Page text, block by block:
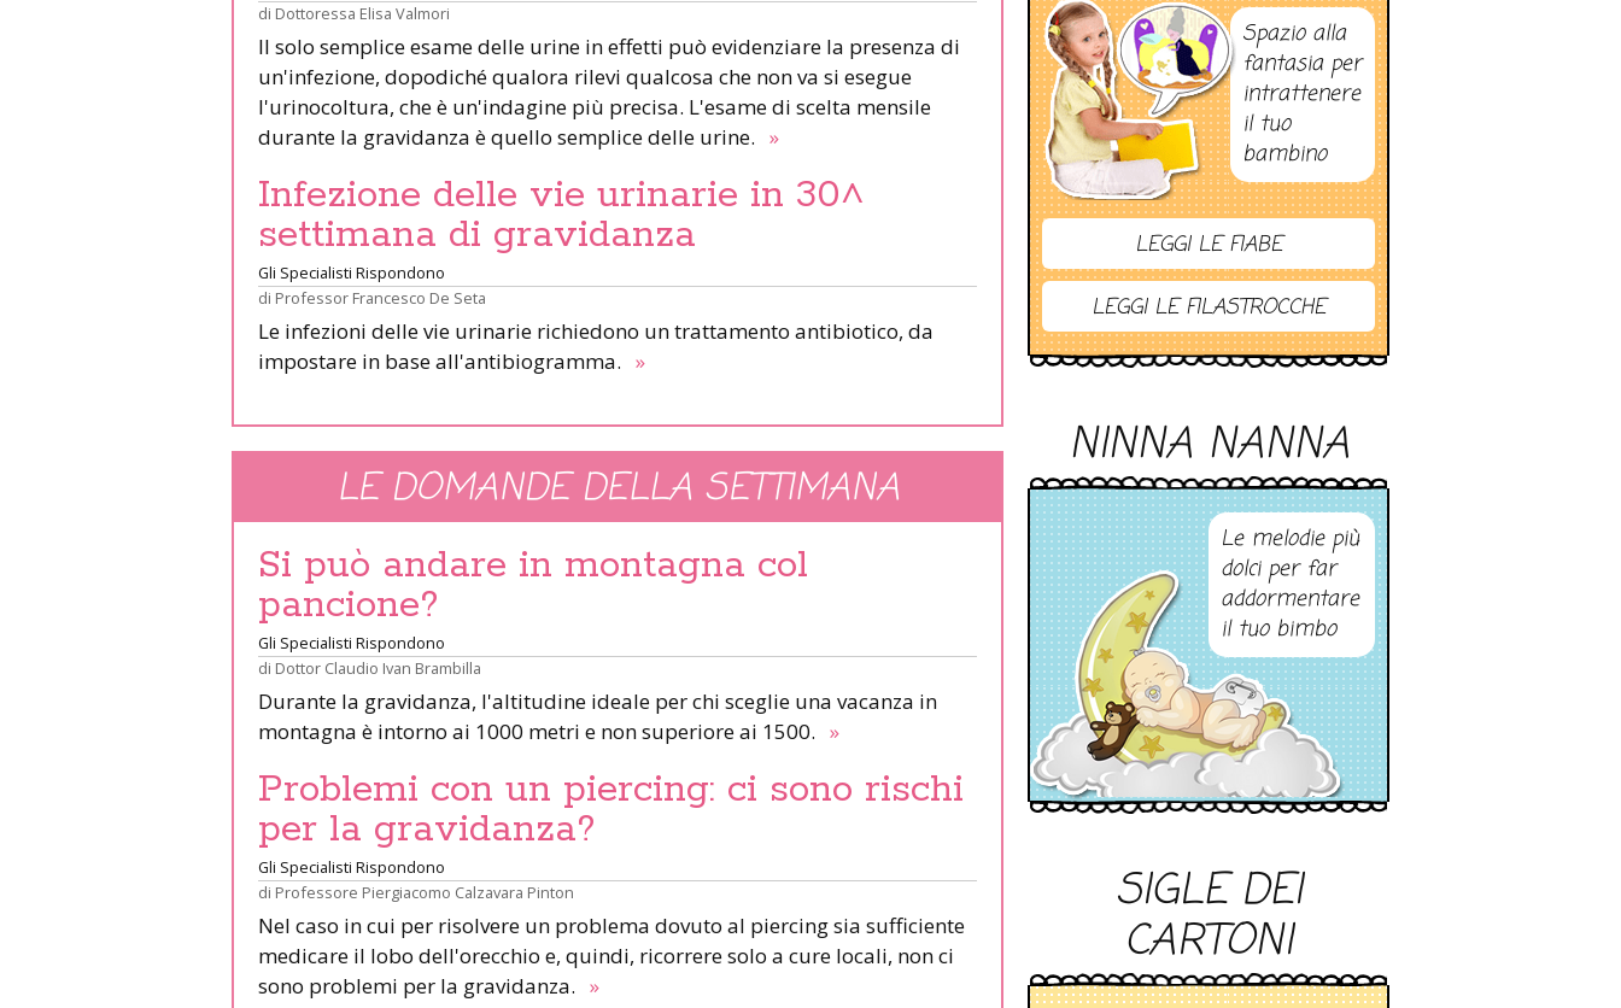
di Dottoressa Elisa Valmori
Il solo semplice esame delle urine in effetti può evidenziare la presenza di
un'infezione, dopodiché qualora rilevi qualcosa che non va si esegue
l'urinocoltura, che è un'indagine più precisa. L'esame di scelta mensile
durante la gravidanza è quello semplice delle urine. »
Infezione delle vie urinarie in 30^
settimana di gravidanza
Gli Specialisti Rispondono
di Professor Francesco De Seta
Le infezioni delle vie urinarie richiedono un trattamento antibiotico, da
impostare in base all'antibiogramma. »
LE DOMANDE DELLA SETTIMANA
Si può andare in montagna col
pancione?
Gli Specialisti Rispondono
di Dottor Claudio Ivan Brambilla
Durante la gravidanza, l'altitudine ideale per chi sceglie una vacanza in
montagna è intorno ai 1000 metri e non superiore ai 1500. »
Problemi con un piercing: ci sono rischi
per la gravidanza?
Gli Specialisti Rispondono
di Professore Piergiacomo Calzavara Pinton
Nel caso in cui per risolvere un problema dovuto al piercing sia sufficiente
medicare il lobo dell'orecchio e, quindi, ricorrere solo a cure locali, non ci
sono problemi per la gravidanza. »
Spazio alla
fantasia per
intrattenere
il tuo
bambino
LEGGI LE FIABE
LEGGI LE FILASTROCCHE
NINNA NANNA
Le melodie più
dolci per far
addormentare
il tuo bimbo
SIGLE DEI
CARTONI